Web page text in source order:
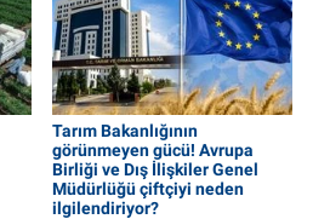
Tarım Bakanlığının
görünmeyen gücü! Avrupa
Birliği ve Dış İlişkiler Genel
Müdürlüğü çiftçiyi neden
ilgilendiriyor?